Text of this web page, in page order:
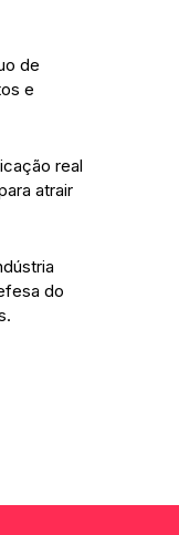
de
e
real
atrair
do